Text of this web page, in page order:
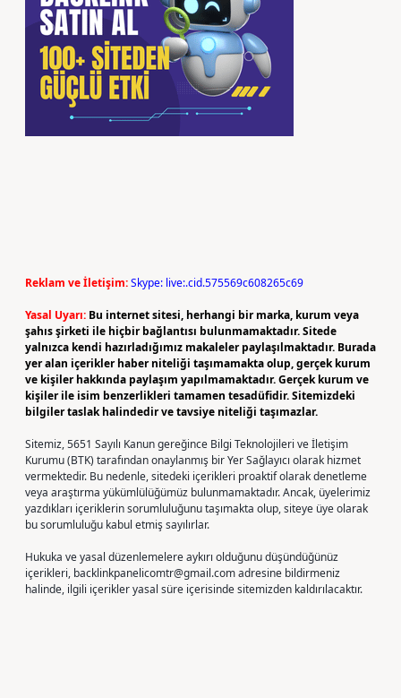
Reklam ve İletişim:Skype: live:.cid.575569c608265c69
Yasal Uyarı: Bu internet sitesi, herhangi bir marka, kurum veya
şahıs şirketi ile hiçbir bağlantısı bulunmamaktadır. Sitede
yalnızca kendi hazırladığımız makaleler paylaşılmaktadır. Burada
yer alan içerikler haber niteliği taşımamakta olup, gerçek kurum
ve kişiler hakkında paylaşım yapılmamaktadır. Gerçek kurum ve
kişiler ile isim benzerlikleri tamamen tesadüfidir. Sitemizdeki
bilgiler taslak halindedir ve tavsiye niteliği taşımazlar.
Sitemiz, 5651 Sayılı Kanun gereğince Bilgi Teknolojileri ve İletişim
Kurumu (BTK) tarafından onaylanmış bir Yer Sağlayıcı olarak hizmet
vermektedir. Bu nedenle, sitedeki içerikleri proaktif olarak denetleme
veya araştırma yükümlülüğümüz bulunmamaktadır. Ancak, üyelerimiz
yazdıkları içeriklerin sorumluluğunu taşımakta olup, siteye üye olarak
bu sorumluluğu kabul etmiş sayılırlar.
Hukuka ve yasal düzenlemelere aykırı olduğunu düşündüğünüz
içerikleri, backlinkpanelicomtr@gmail.comadresine bildirmeniz
halinde, ilgili içerikler yasal süre içerisinde sitemizden kaldırılacaktır.